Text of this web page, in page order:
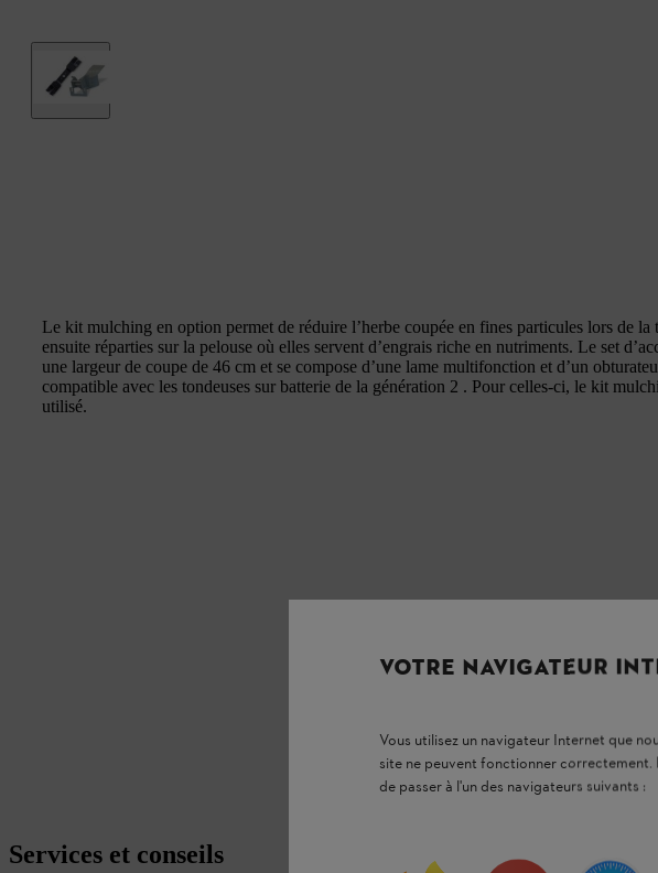
Le kit mulching en option permet de réduire l’herbe coupée en fines particules lors de la
ensuite réparties sur la pelouse où elles servent d’engrais riche en nutriments. Le set
une largeur de coupe de 46 cm et se compose d’une lame multifonction et d’un
compatible avec les tondeuses sur batterie de la génération 2 . Pour celles-ci, le kit
utilisé.
Services et conseils
VOTRE NAVIGATEUR
Vous utilisez un navigateur Internet que
site ne peuvent fonctionner
de passer à l'un des navigateurs suivants :